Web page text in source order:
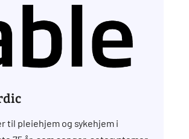
til pleiehjem og sykehjem i